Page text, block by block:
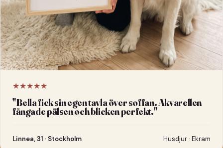
★★★★★
"Bella fick sin egen tavla över soffan. Akvarellen
fångade pälsen och blicken perfekt."
Linnea, 31 · Stockholm Husdjur · Ekram